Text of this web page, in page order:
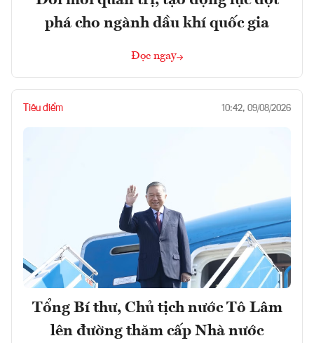
phá cho ngành dầu khí quốc gia
Đọc ngay
Tiêu điểm 10:42, 09/08/2026
Tổng Bí thư, Chủ tịch nước Tô Lâm
lên đường thăm cấp Nhà nước